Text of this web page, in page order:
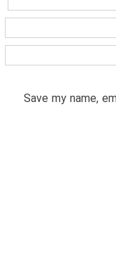
Save my name,